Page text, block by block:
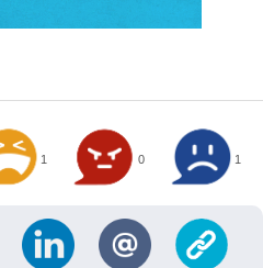
1 0 1